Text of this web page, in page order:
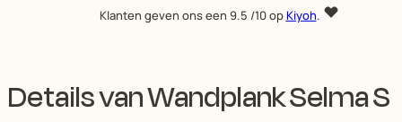
Klanten geven ons een 9.5 /10 opKiyoh.
Details van Wandplank Selma S